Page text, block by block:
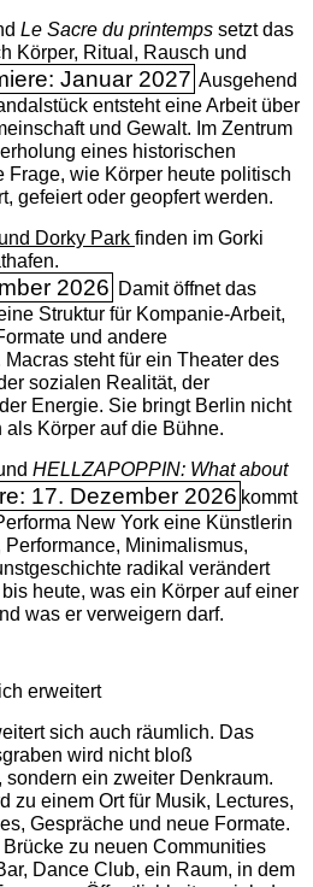
Le Sacre du printempssetzt das
Körper, Ritual, Rausch und
Januar 2027 Ausgehend
entsteht eine Arbeit über
und Gewalt. Im Zentrum
eines historischen
Frage, wie Körper heute politisch
gefeiert oder geopfert werden.
Dorky Park finden im Gorki
2026 Damit öffnet das
Struktur für Kompanie-Arbeit,
und andere
steht für ein Theater des
sozialen Realität, der
Energie. Sie bringt Berlin nicht
Körper auf die Bühne.
HELLZAPOPPIN: What about
17. Dezember 2026 kommt
New York eine Künstlerin
Performance, Minimalismus,
radikal verändert
heute, was ein Körper auf einer
was er verweigern darf.
erweitert
sich auch räumlich. Das
wird nicht bloß
sondern ein zweiter Denkraum.
zu einem Ort für Musik, Lectures,
Gespräche und neue Formate.
zu neuen Communities
Dance Club, ein Raum, in dem